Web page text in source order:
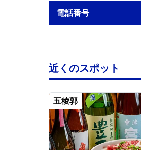
電話番号
近くのスポット
五稜郭